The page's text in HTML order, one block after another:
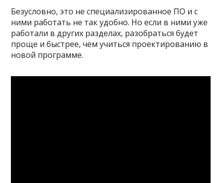
Безусловно, это не специализированное ПО и с
ними работать не так удобно. Но если в ними уже
работали в других разделах, разобраться будет
проще и быстрее, чем учиться проектированию в
новой программе.